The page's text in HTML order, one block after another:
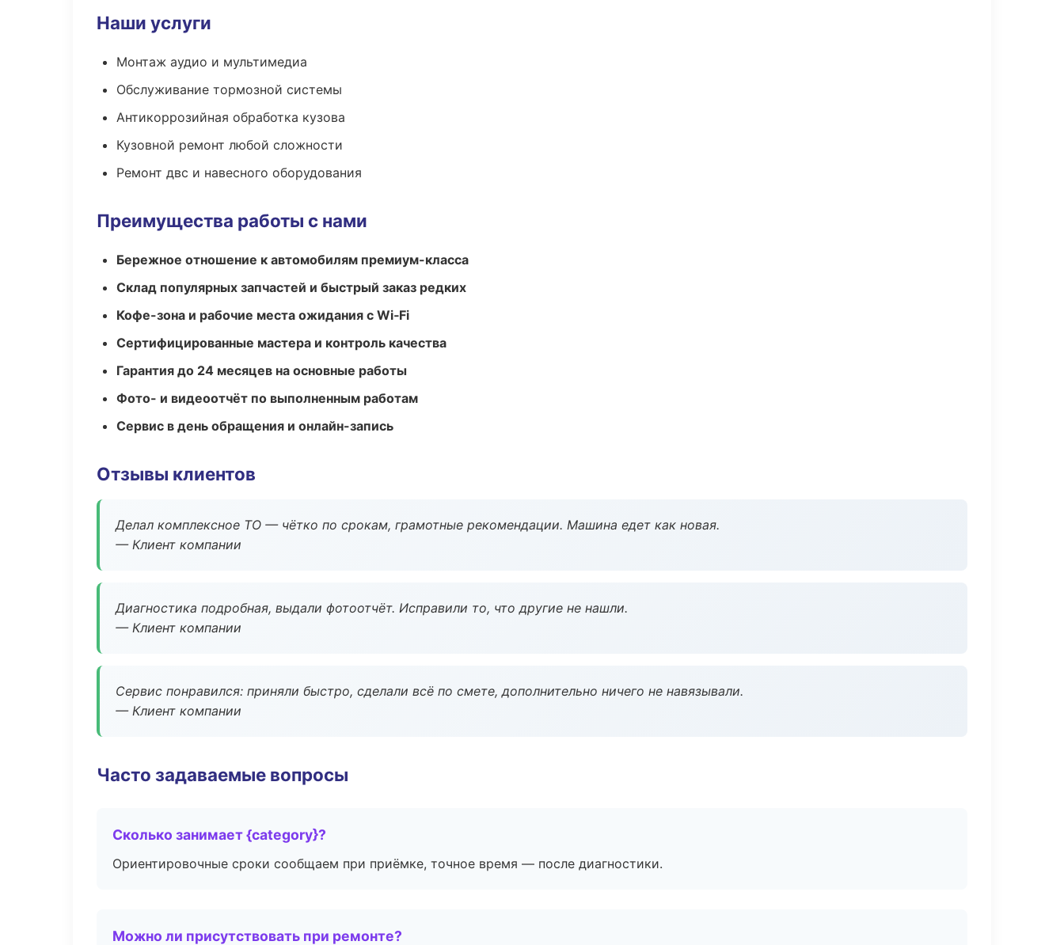
Наши услуги
Монтаж аудио и мультимедиа
Обслуживание тормозной системы
Антикоррозийная обработка кузова
Кузовной ремонт любой сложности
Ремонт двс и навесного оборудования
Преимущества работы с нами
Бережное отношение к автомобилям премиум-класса
Склад популярных запчастей и быстрый заказ редких
Кофе-зона и рабочие места ожидания с Wi‑Fi
Сертифицированные мастера и контроль качества
Гарантия до 24 месяцев на основные работы
Фото- и видеоотчёт по выполненным работам
Сервис в день обращения и онлайн-запись
Отзывы клиентов
Делал комплексное ТО — чётко по срокам, грамотные рекомендации. Машина едет как новая.
— Клиент компании
Диагностика подробная, выдали фотоотчёт. Исправили то, что другие не нашли.
— Клиент компании
Сервис понравился: приняли быстро, сделали всё по смете, дополнительно ничего не навязывали.
— Клиент компании
Часто задаваемые вопросы
Сколько занимает {category}?
Ориентировочные сроки сообщаем при приёмке, точное время — после диагностики.
Можно ли присутствовать при ремонте?